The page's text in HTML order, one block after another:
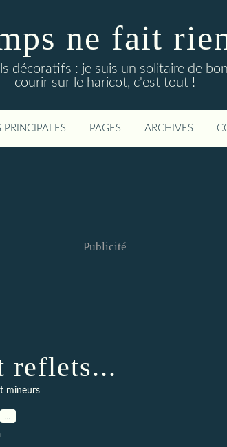
ne fait
décoratifs : je suis un solitaire de
courir sur le haricot, c'est tout !
PRINCIPALES PAGES ARCHIVES
Publicité
reflets...
mineurs